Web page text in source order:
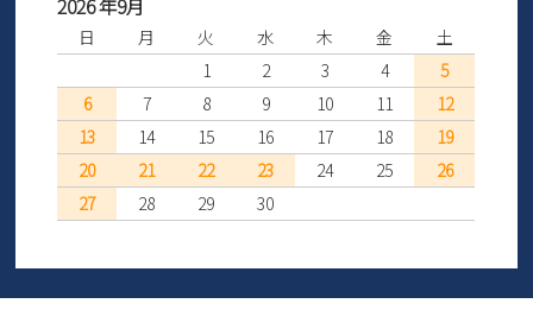
2026 年9月
日 月 火 水 木 金
土
1
2 3 4
5
6
7 8 9 10 11
12
13
14 15 16 17 18
19
20
21 22 23 24 25
26
27
28 29 30